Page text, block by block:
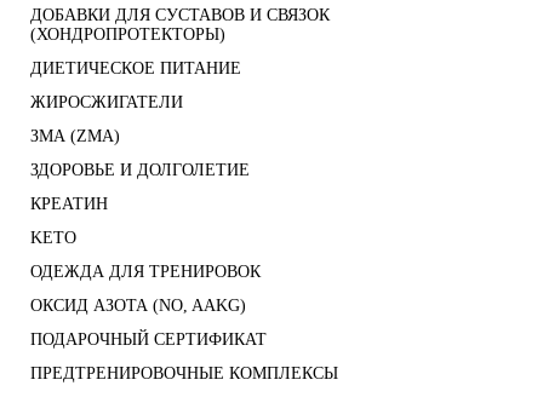
ДОБАВКИ ДЛЯ СУСТАВОВ И СВЯЗОК
(ХОНДРОПРОТЕКТОРЫ)
ДИЕТИЧЕСКОЕ ПИТАНИЕ
ЖИРОСЖИГАТЕЛИ
ЗМА (ZMA)
ЗДОРОВЬЕ И ДОЛГОЛЕТИЕ
КРЕАТИН
KETO
ОДЕЖДА ДЛЯ ТРЕНИРОВОК
ОКСИД АЗОТА (NO, AAKG)
ПОДАРОЧНЫЙ СЕРТИФИКАТ
ПРЕДТРЕНИРОВОЧНЫЕ КОМПЛЕКСЫ